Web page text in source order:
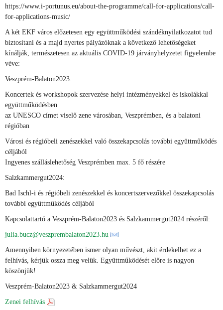
https://www.i-portunus.eu/about-the-programme/call-for-applications/call-
for-applications-music/
A két EKF város előzetesen egy együttműködési szándéknyilatkozatot tud
biztosítani és a majd nyertes pályázóknak a következő lehetőségeket
kínálják, természetesen az aktuális COVID-19 járványhelyzetet figyelembe
véve:
Veszprém-Balaton2023:
Koncertek és workshopok szervezése helyi intézményekkel és iskolákkal
együttműködésben
az UNESCO címet viselő zene városában, Veszprémben, és a balatoni
régióban
Városi és régióbeli zenészekkel való összekapcsolás további együttműködés
céljából
Ingyenes szálláslehetőség Veszprémben max. 5 fő részére
Salzkammergut2024:
Bad Ischl-i és régióbeli zenészekkel és koncertszervezőkkel összekapcsolás
további együttműködés céljából
Kapcsolattartó a Veszprém-Balaton2023 és Salzkammergut2024 részéről:
julia.bucz@veszprembalaton2023.hu
Amennyiben környezetében ismer olyan művészt, akit érdekelhet ez a
felhívás, kérjük ossza meg velük. Együttműködését előre is nagyon
köszönjük!
Veszprém-Balaton2023 & Salzkammergut2024
Zenei felhívás